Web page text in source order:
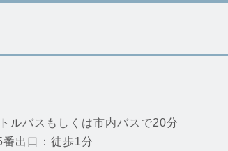
ルバスもしくは市内バスで20分
出口：徒歩1分